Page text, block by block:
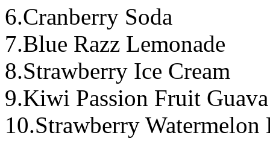
6.Cranberry Soda
7.Blue Razz Lemonade
8.Strawberry Ice Cream
9.Kiwi Passion Fruit Guava
10.Strawberry Watermelon